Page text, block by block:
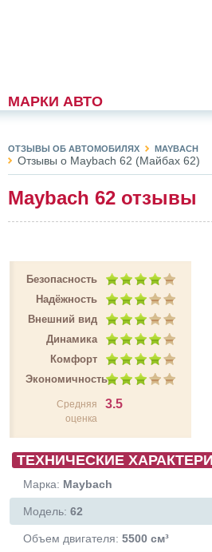
МАРКИ АВТО
ОТЗЫВЫ ОБ АВТОМОБИЛЯХ MAYBACH
Отзывы о Maybach 62 (Майбах 62)
Maybach 62 отзывы
Безопасность
Надёжность
Внешний вид
Динамика
Комфорт
Экономичность
Средняя
оценка
3.5
ТЕХНИЧЕСКИЕ
Марка: Maybach
Модель: 62
Объем двигателя: 5500 см³